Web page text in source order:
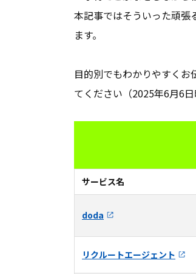
本記事ではそういった頑張
ます。
目的別でもわかりやすく
てください（2025年6月6
サービス名
doda
リクルートエージェント